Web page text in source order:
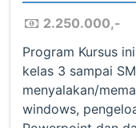
2.250.000,-
Program Kursus
kelas 3 sampai
menyalakan/
windows,